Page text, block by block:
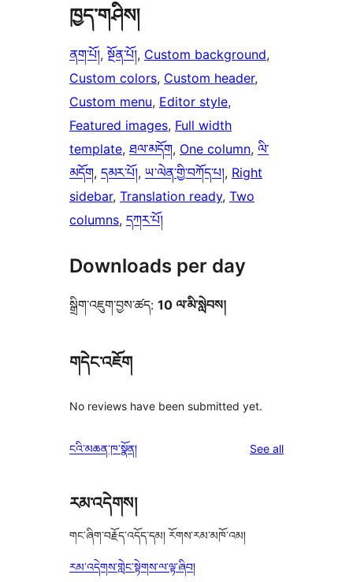
ཁྱད་གཤིས།
ནག་པོ།, སྔོན་པོ།, Custom background
Custom colors, Custom header
Custom menu, Editor style
Featured images, Full width
template, ཐལ་མདོག, One column, ལི་
མདོག, དམར་པོ།, ཡ་ལེན་གྱི་བཀོད་པ།, Right
sidebar, Translation ready, Two
columns, དཀར་པོ།
Downloads per day
སྒྲིག་འཇུག་བྱས་ཚད: 10 ལ་མི་སླེབས།
གདེང་འཇོག
No reviews have been submitted yet.
ངའི་མཆན་ཁ་སྣོན། See allreviews
རམ་འདེགས།
གང་ཞིག་བརྗོད་འདོད་དམ། རོགས་རམ་མཁོ་འམ།
རམ་འདེགས་གླེང་སྟེགས་ལ་ལྟ་ཞིབ།